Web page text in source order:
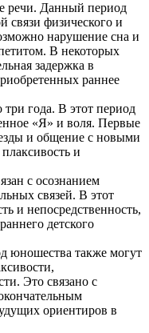
речи. Данный период
связи физического и
нарушение сна и
В некоторых
задержка в
раннее
года. В этот период
«Я» и воля. Первые
и общение с новыми
и
с осознанием
связей. В этот
и непосредственность,
детского
юношества также могут
Это связано с
ориентиров в